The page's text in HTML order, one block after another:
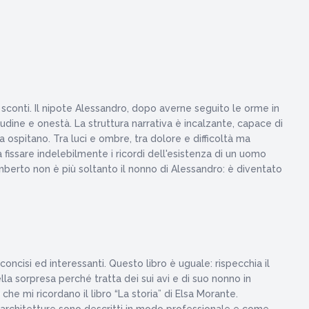
Il nipote Alessandro, dopo averne seguito le orme in
e onestà. La struttura narrativa è incalzante, capace di
Tra luci e ombre, tra dolore e difficoltà ma
indelebilmente i ricordi dell'esistenza di un uomo
non è più soltanto il nonno di Alessandro: è diventato
ed interessanti. Questo libro è uguale: rispecchia il
sorpresa perché tratta dei sui avi e di suo nonno in
mi ricordano il libro “La storia” di Elsa Morante.